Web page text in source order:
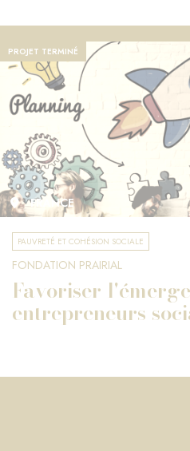
PROJET TERMINÉ
FRANCE
PAUVRETÉ ET COHÉSION SOCIALE
FONDATION PRAIRIAL
Favoriser
entrepreneurs